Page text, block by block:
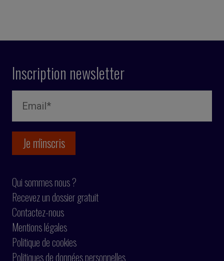
Inscription newsletter
Qui sommes nous ?
Recevez un dossier gratuit
Contactez-nous
Mentions légales
Politique de cookies
Politiques de données personnelles